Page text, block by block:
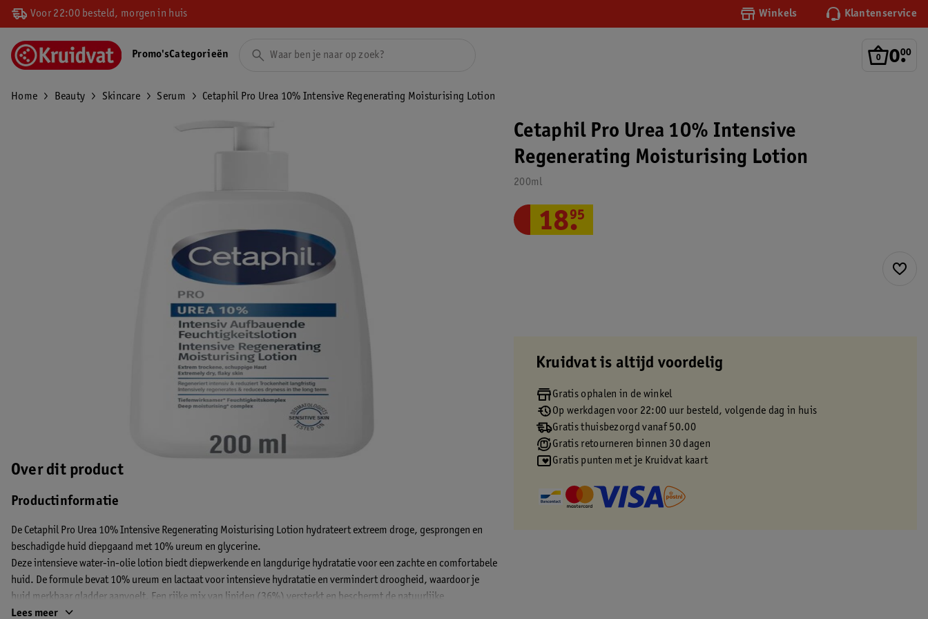
Voor 22:00 besteld, morgen in huis Winkels Klantenservice
0.
00
Promo'sCategorieën
Home Beauty Skincare Serum Cetaphil Pro Urea 10% Intensive Regenerating Moisturising Lotion
Over dit product
Productinformatie
De Cetaphil Pro Urea 10% Intensive Regenerating Moisturising Lotion hydrateert extreem droge, gesprongen en
beschadigde huid diepgaand met 10% ureum en glycerine.
Deze intensieve water-in-olie lotion biedt diepwerkende en langdurige hydratatie voor een zachte en comfortabele
huid. De formule bevat 10% ureum en lactaat voor intensieve hydratatie en vermindert droogheid, waardoor je
huid merkbaar gladder aanvoelt. Een rijke mix van lipiden (36%) versterkt en beschermt de natuurlijke
huidbarrière. De lotion is klinisch getest en geschikt bij diabetes, droge huid door leeftijd en psoriasis.
Lees meer
Cetaphil Pro Urea 10% Intensive
Regenerating Moisturising Lotion
200ml
18.
95
Kruidvat is altijd voordelig
Gratis ophalen in de winkel
Op werkdagen voor 22:00 uur besteld, volgende dag in huis
Gratis thuisbezorgd vanaf 50.00
Gratis retourneren binnen 30 dagen
Gratis punten met je Kruidvat kaart